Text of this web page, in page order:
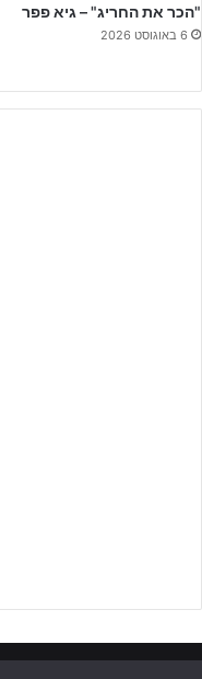
פגרת השזרועתתקיים
בתאריכים אלו לא ייערכו
"הכר את החריג" – גיא פפר
6 באוגוסט 2026